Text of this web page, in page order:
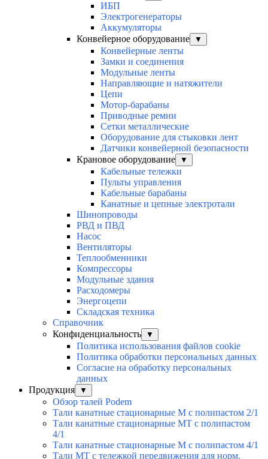
ИБП
Электрогенераторы
Аккумуляторы
Конвейерное оборудование
▼
Конвейерные ленты
Замки и соединения
Модульные ленты
Направляющие и натяжители
Цепи
Мотор-барабаны
Приводные ремни
Сетки металлические
Оборудование для стыковки лент
Датчики конвейерной безопасности
Крановое оборудование
▼
Кабельные тележки
Пульты управления
Кабельные барабаны
Канатные и цепные электротали
Шинопроводы
РВД и ПВД
Насос
Вентиляторы
Теплообменники
Компрессоры
Модульные здания
Расходомеры
Энергоцепи
Складская техника
Справочник
Конфиденциальность
▼
Политика использования файлов cookie
Политика обработки персональных данных
Согласие на обработку персональных
данных
Продукция
▼
Обзор талей Podem
Тали канатные стационарные M с полипастом 2/1
Тали канатные стационарные MT с полипастом
4/1
Тали канатные стационарные M с полипастом 4/1
Тали МТ с тележкой передвижения для норм.